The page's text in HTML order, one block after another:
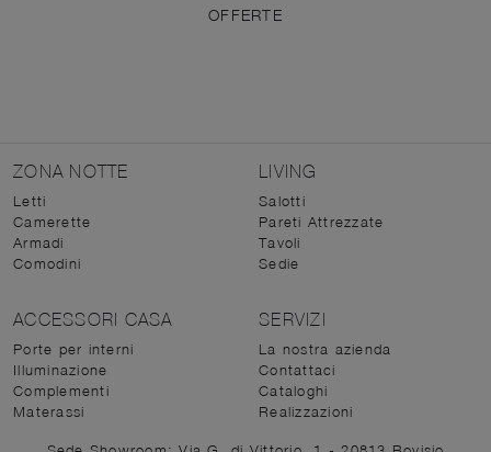
OFFERTE
ZONA NOTTE
Letti
Camerette
Armadi
Comodini
LIVING
Salotti
Pareti Attrezzate
Tavoli
Sedie
ACCESSORI CASA
Porte per interni
Illuminazione
Complementi
Materassi
SERVIZI
La nostra azienda
Contattaci
Cataloghi
Realizzazioni